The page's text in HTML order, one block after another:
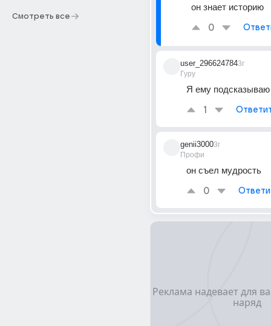
Смотреть все
он знает историю
0
user_296624784
Гуру
3г
Я ему подсказываю
1
genii3000
Профи
3г
он съел мудрость
0